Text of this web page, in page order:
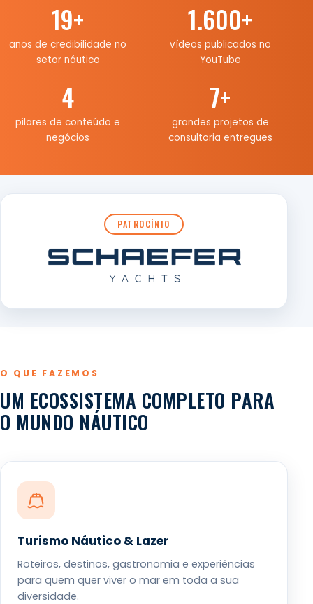
19+
anos de credibilidade no
setor náutico
1.600+
vídeos publicados no
YouTube
4
pilares de conteúdo e
negócios
7+
grandes projetos de
consultoria entregues
PATROCÍNIO
O QUE FAZEMOS
UM ECOSSISTEMA COMPLETO PARA
O MUNDO NÁUTICO
Turismo Náutico & Lazer
Roteiros, destinos, gastronomia e experiências
para quem quer viver o mar em toda a sua
diversidade.